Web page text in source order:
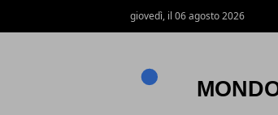
giovedì, il 06 agosto 2026